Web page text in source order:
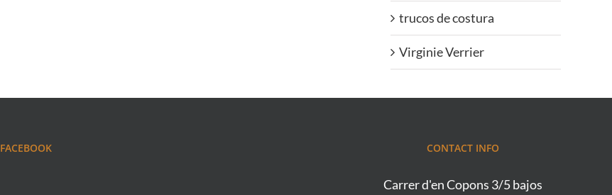
trucos de costura
Virginie Verrier
FACEBOOK CONTACT INFO
Carrer d'en Copons 3/5 bajos